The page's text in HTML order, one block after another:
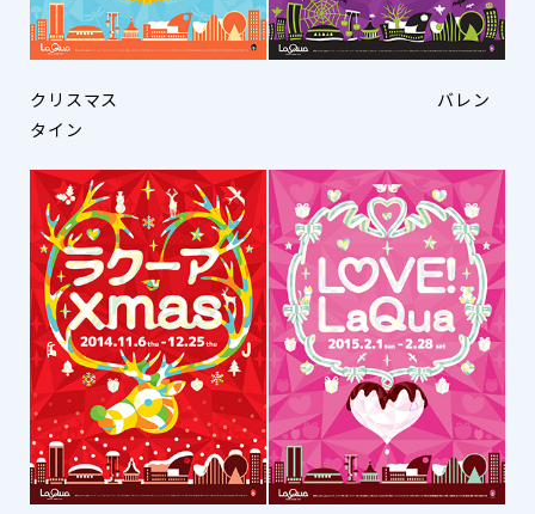
クリスマス バレン
タイン